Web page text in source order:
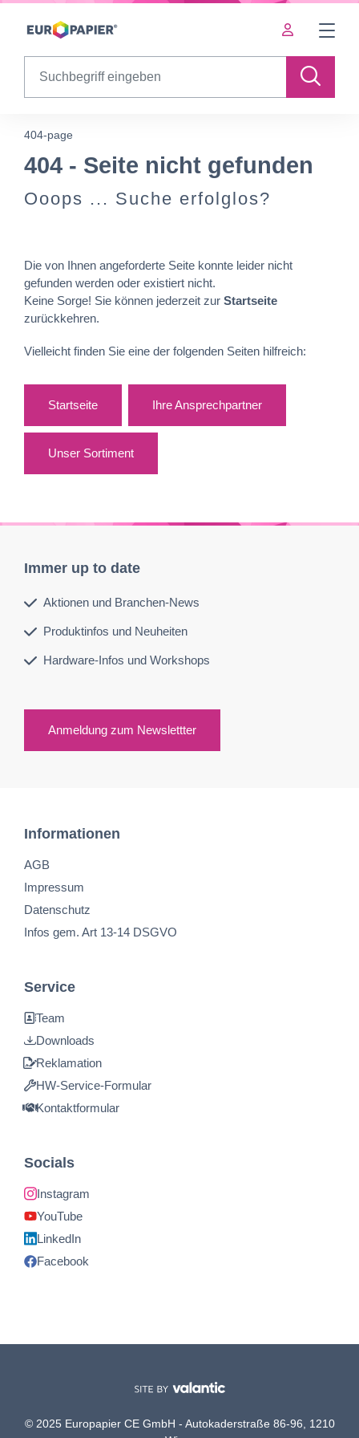
Table Of Content
404 - Seite nicht gefunden
404-page
404 - Seite nicht gefunden
Ooops ... Suche erfolglos?
Die von Ihnen angeforderte Seite konnte leider nicht
gefunden werden oder existiert nicht.
Keine Sorge! Sie können jederzeit zur Startseite
zurückkehren.
Vielleicht finden Sie eine der folgenden Seiten hilfreich:
Startseite Ihre Ansprechpartner
Unser Sortiment
Immer up to date
Aktionen und Branchen-News
Produktinfos und Neuheiten
Hardware-Infos und Workshops
Anmeldung zum Newslettter
Informationen
AGB
Impressum
Datenschutz
Infos gem. Art 13-14 DSGVO
Service
Team
Downloads
Reklamation
HW-Service-Formular
Kontaktformular
Socials
Instagram
YouTube
LinkedIn
Facebook
© 2025 Europapier CE GmbH - Autokaderstraße 86-96, 1210